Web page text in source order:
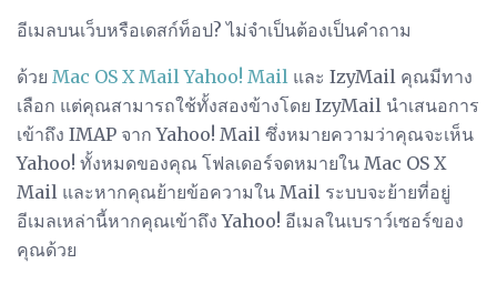
อีเมลบนเว็บหรือเดสก์ท็อป? ไม่จำเป็นต้องเป็นคำถาม
ด้วย Mac OS X Mail Yahoo! Mail และ IzyMail คุณมีทาง
เลือก แต่คุณสามารถใช้ทั้งสองข้างโดย IzyMail นำเสนอการ
เข้าถึง IMAP จาก Yahoo! Mail ซึ่งหมายความว่าคุณจะเห็น
Yahoo! ทั้งหมดของคุณ โฟลเดอร์จดหมายใน Mac OS X
Mail และหากคุณย้ายข้อความใน Mail ระบบจะย้ายที่อยู่
อีเมลเหล่านี้หากคุณเข้าถึง Yahoo! อีเมลในเบราว์เซอร์ของ
คุณด้วย